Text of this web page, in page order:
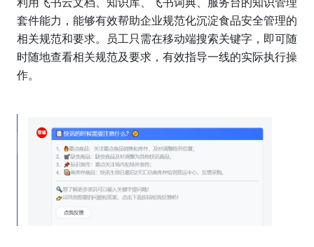
利用飞书云文档、知识库、飞书词典、服务台的知识管理
套件能力，能够有效帮助企业规范化沉淀食品安全管理的
相关规范和要求。员工只需在移动端搜索关键字，即可随
时随地查看相关规范及要求，有效指导一线的实际执行操
作。